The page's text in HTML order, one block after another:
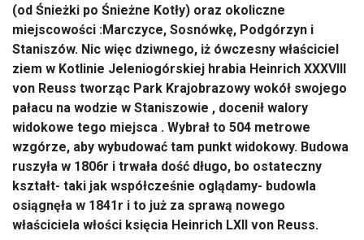
(od Śnieżki po Śnieżne Kotły) oraz okoliczne
miejscowości :Marczyce, Sosnówkę, Podgórzyn i
Staniszów. Nic więc dziwnego, iż ówczesny właściciel
ziem w Kotlinie Jeleniogórskiej hrabia Heinrich XXXVIII
von Reuss tworząc Park Krajobrazowy wokół swojego
pałacu na wodzie w Staniszowie , docenił walory
widokowe tego miejsca . Wybrał to 504 metrowe
wzgórze, aby wybudować tam punkt widokowy. Budowa
ruszyła w 1806r i trwała dość długo, bo ostateczny
kształt- taki jak współcześnie oglądamy- budowla
osiągnęła w 1841r i to już za sprawą nowego
właściciela włości księcia Heinrich LXII von Reuss.